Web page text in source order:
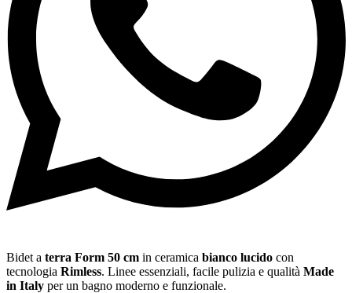
Bidet a terra Form 50 cm in ceramica bianco lucido con
tecnologia Rimless. Linee essenziali, facile pulizia e qualità Made
in Italy per un bagno moderno e funzionale.